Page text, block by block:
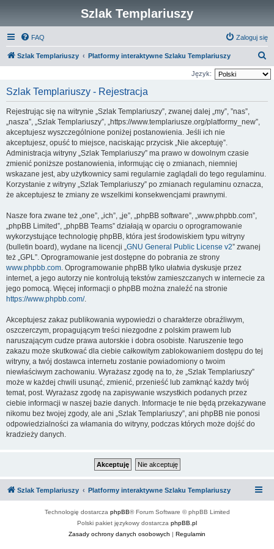
Szlak Templariuszy
FAQ Zaloguj się
Szlak Templariuszy Platformy interaktywne Szlaku Templariuszy
z
Język:
Szlak Templariuszy - Rejestracja
Rejestrując się na witrynie „Szlak Templariuszy”, zwanej dalej „my”, ”nas”,
„nasza”, „Szlak Templariuszy”, „https://www.templariusze.org/platformy_new”,
akceptujesz wyszczególnione poniżej postanowienia. Jeśli ich nie
akceptujesz, opuść to miejsce, naciskając przycisk „Nie akceptuję”.
Administracja witryny „Szlak Templariuszy” ma prawo w dowolnym czasie
zmienić poniższe postanowienia, informując cię o zmianach, niemniej
wskazane jest, aby użytkownicy sami regularnie zaglądali do tego regulaminu.
Korzystanie z witryny „Szlak Templariuszy” po zmianach regulaminu oznacza,
że akceptujesz te zmiany ze wszelkimi konsekwencjami prawnymi.
Nasze fora zwane też „one”, „ich”, „je”, „phpBB software”, „www.phpbb.com”,
„phpBB Limited”, „phpBB Teams” działają w oparciu o oprogramowanie
wykorzystujące technologię phpBB, która jest środowiskiem typu witryny
(bulletin board), wydane na licencji „GNU General Public License v2” zwanej
też „GPL”. Oprogramowanie jest dostępne do pobrania ze strony
www.phpbb.com. Oprogramowanie phpBB tylko ułatwia dyskusje przez
internet, a jego autorzy nie kontrolują tekstów zamieszczanych w internecie za
jego pomocą. Więcej informacji o phpBB można znaleźć na stronie
https://www.phpbb.com/.
Akceptujesz zakaz publikowania wypowiedzi o charakterze obraźliwym,
oszczerczym, propagującym treści niezgodne z polskim prawem lub
naruszającym cudze prawa autorskie i dobra osobiste. Naruszenie tego
zakazu może skutkować dla ciebie całkowitym zablokowaniem dostępu do tej
witryny, a twój dostawca internetu zostanie powiadomiony o twoim
niewłaściwym zachowaniu. Wyrażasz zgodę na to, że „Szlak Templariuszy”
może w każdej chwili usunąć, zmienić, przenieść lub zamknąć każdy twój
temat, post. Wyrażasz zgodę na zapisywanie wszystkich podanych przez
ciebie informacji w naszej bazie danych. Informacje te nie będą przekazywane
nikomu bez twojej zgody, ale ani „Szlak Templariuszy”, ani phpBB nie ponosi
odpowiedzialności za włamania do witryny, podczas których może dojść do
kradzieży danych.
Szlak Templariuszy Platformy interaktywne Szlaku Templariuszy
Technologię dostarcza phpBB® Forum Software © phpBB Limited
Polski pakiet językowy dostarcza phpBB.pl
Zasady ochrony danych osobowych | Regulamin